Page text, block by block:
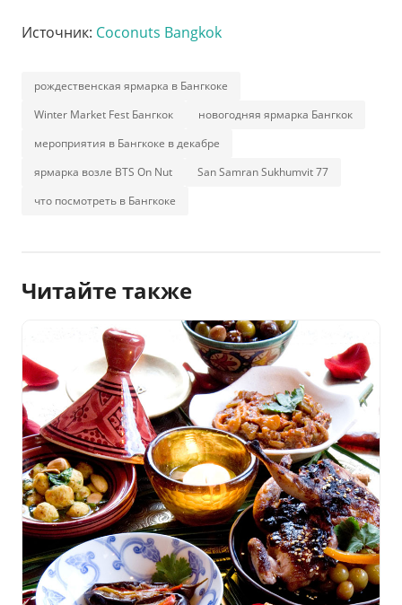
Источник: Coconuts Bangkok
рождественская ярмарка в Бангкоке
Winter Market Fest Бангкок
новогодняя ярмарка Бангкок
мероприятия в Бангкоке в декабре
ярмарка возле BTS On Nut
San Samran Sukhumvit 77
что посмотреть в Бангкоке
Читайте также